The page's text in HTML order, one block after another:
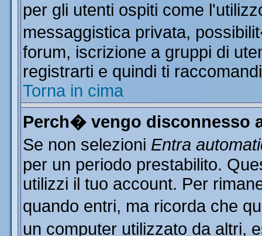
per gli utenti ospiti come
messaggistica privata,
forum, iscrizione a gruppi di
registrarti e quindi ti
Torna in cima
Perch� vengo disconnesso
Se non selezioni Entra
per un periodo prestabilito.
utilizzi il tuo account. Per
quando entri, ma ricorda che
un computer utilizzato da